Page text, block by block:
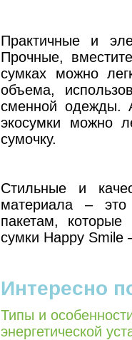
Практичные и
Прочные,
сумках можно
объема,
сменной одежды.
экосумки можно
сумочку.
Стильные и
материала – это
пакетам,
сумки Happy Smile
Интересно
Типы и
энергетической